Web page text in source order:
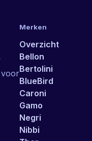
Merken
Overzicht
Bellon
Bertolini
BlueBird
Caroni
Gamo
Negri
Nibbi